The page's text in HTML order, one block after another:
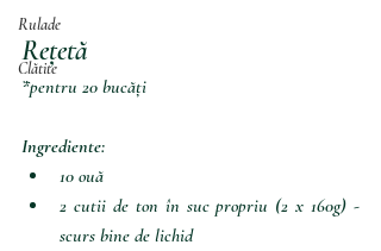
Rulade
Clătite
Rețetă
*pentru 20 bucăți
Ingrediente:
10 ouă
2 cutii de ton în suc propriu (2 x 160g) -
scurs bine de lichid